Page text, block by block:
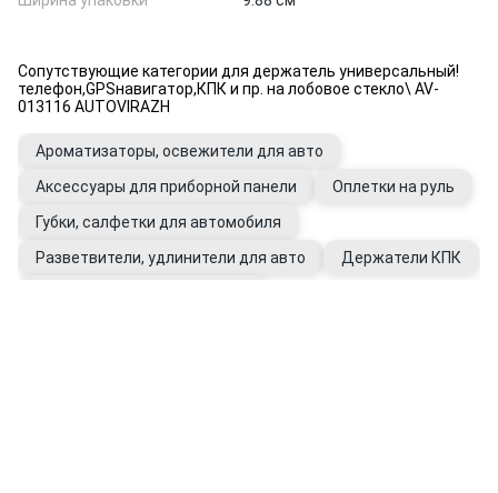
Сопутствующие категории для держатель универсальный!
телефон,GPSнавигатор,КПК и пр. на лобовое стекло\ AV-
013116 AUTOVIRAZH
Ароматизаторы, освежители для авто
Аксессуары для приборной панели
Оплетки на руль
Губки, салфетки для автомобиля
Разветвители, удлинители для авто
Держатели КПК